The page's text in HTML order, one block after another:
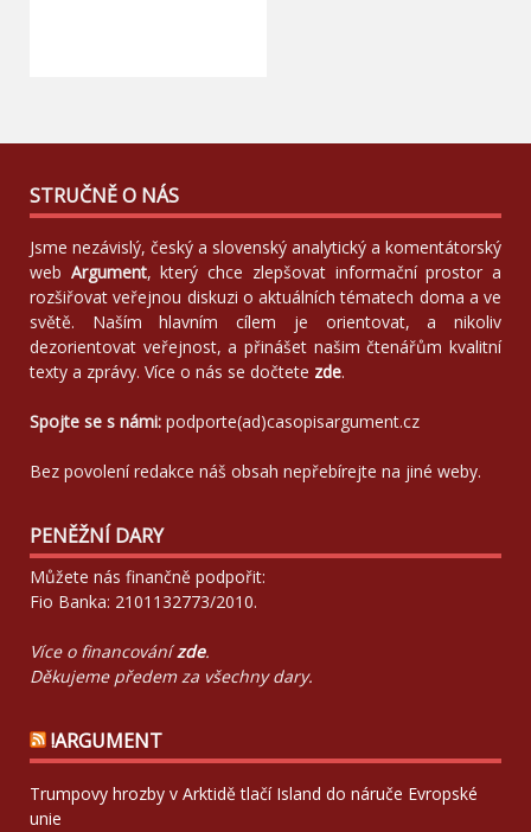
STRUČNĚ O NÁS
Jsme nezávislý, český a slovenský analytický a komentátorský
web Argument, který chce zlepšovat informační prostor a
rozšiřovat veřejnou diskuzi o aktuálních tématech doma a ve
světě. Naším hlavním cílem je orientovat, a nikoliv
dezorientovat veřejnost, a přinášet našim čtenářům kvalitní
texty a zprávy. Více o nás se dočtete zde.
Spojte se s námi: podporte(ad)casopisargument.cz
Bez povolení redakce náš obsah nepřebírejte na jiné weby.
PENĚŽNÍ DARY
Můžete nás finančně podpořit:
Fio Banka: 2101132773/2010.
Více o financovánízde.
Děkujeme předem za všechny dary.
!ARGUMENT
Trumpovy hrozby v Arktidě tlačí Island do náruče Evropské
unie